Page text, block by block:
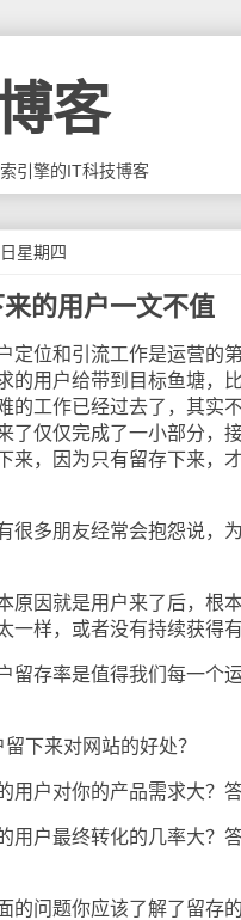
客
引擎的IT科技博客
星期四
来的用户一文不值
位和引流工作是运营的第
的用户给带到目标鱼塘，
的工作已经过去了，其实
了仅仅完成了一小部分，
来，因为只有留存下来，
多朋友经常会抱怨说，为
因就是用户来了后，根本
一样，或者没有持续获
存率是值得我们每一个运
来对网站的好处？
户对你的产品需求大？答
户最终转化的几率大？答
问题你应该了解了留存的